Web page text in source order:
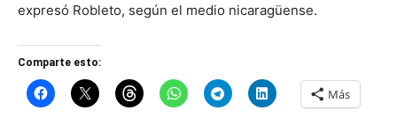
expresó Robleto, según el medio nicaragüense.
Comparte esto:
Más